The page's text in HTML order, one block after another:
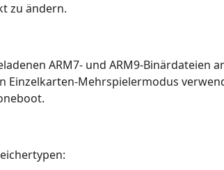
zu ändern.
ARM7- und ARM9-Binärdateien
Einzelkarten-Mehrspielermodus